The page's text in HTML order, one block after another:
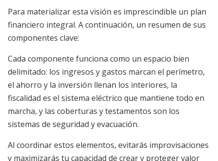
Para materializar esta visión es imprescindible un plan
financiero integral. A continuación, un resumen de sus
componentes clave:
Cada componente funciona como un espacio bien
delimitado: los ingresos y gastos marcan el perímetro,
el ahorro y la inversión llenan los interiores, la
fiscalidad es el sistema eléctrico que mantiene todo en
marcha, y las coberturas y testamentos son los
sistemas de seguridad y evacuación.
Al coordinar estos elementos, evitarás improvisaciones
y maximizarás tu capacidad de crear y proteger valor